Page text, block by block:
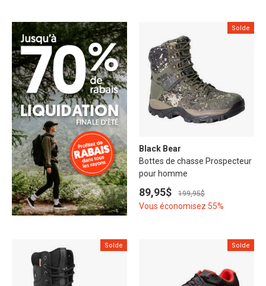
Solde
Black Bear
Bottes de chasse Prospecteur
pour homme
89,95$ 199,95$
Vous économisez 55%
Solde Solde